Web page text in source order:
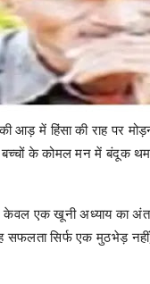
आड़ में हिंसा की राह पर
के कोमल मन में बंदूक
एक खूनी अध्याय का
सफलता सिर्फ एक मुठभेड़